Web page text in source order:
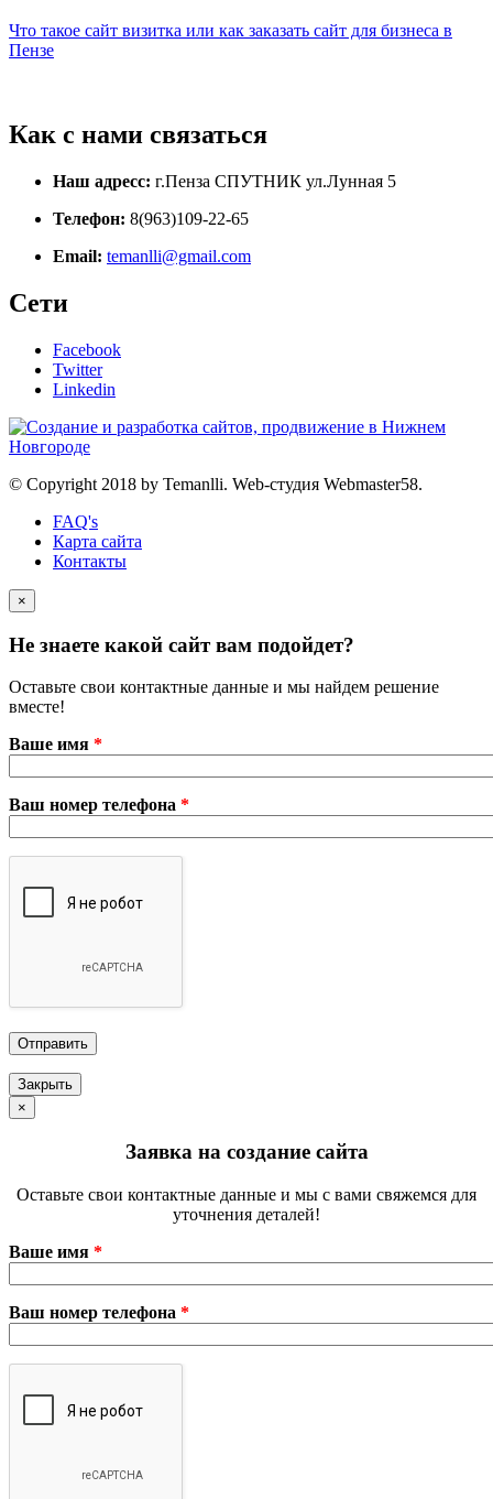
Что такое сайт визитка или как заказать сайт для бизнеса в
Пензе
Как с нами связаться
Наш адресс: г.Пенза СПУТНИК ул.Лунная 5
Телефон: 8(963)109-22-65
Email: temanlli@gmail.com
Сети
Facebook
Twitter
Linkedin
© Copyright 2018 by Temanlli. Web-студия Webmaster58.
FAQ's
Карта сайта
Контакты
×
Не знаете какой сайт вам подойдет?
Оставьте свои контактные данные и мы найдем решение
вместе!
Ваше имя *
Ваш номер телефона *
Закрыть
×
Заявка на создание сайта
Оставьте свои контактные данные и мы с вами свяжемся для
уточнения деталей!
Ваше имя *
Ваш номер телефона *